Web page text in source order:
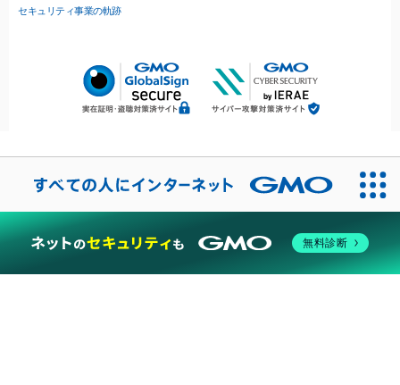
セキュリティ事業の軌跡
無料診断